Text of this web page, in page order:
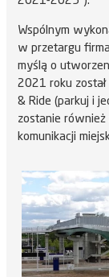
Wspólnym
w przetargu
myślą o
2021 roku
& Ride (parkuj i
zostanie
komunikacji